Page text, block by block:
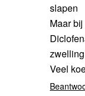
slapen
Maar
Veel